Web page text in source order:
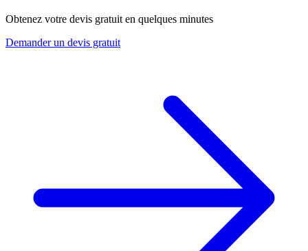
Obtenez votre devis gratuit en quelques minutes
Demander un devis gratuit